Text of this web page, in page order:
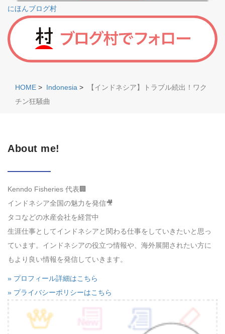
にほんブログ村
HOME > Indonesia >
【インドネシア】トラブル続出！ワク
チン狂騒曲
About me!
Kenndo Fisheries 代表🏢
インドネシア全国の魅力を発信🎥
タコなどの水産会社を経営中
生涯仕事としてインドネシアと関わる仕事をしていきたいと思っ
ています。インドネシアの役立つ情報や、海外展開されたい方に
もより良い情報を発信していきます。
» プロフィール詳細はこちら
» プライバシーポリシーはこちら